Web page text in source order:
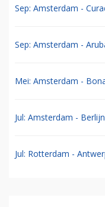
Sep: Amsterdam -
Sep: Amsterdam -
Mei: Amsterdam -
Jul: Amsterdam -
Jul: Rotterdam -